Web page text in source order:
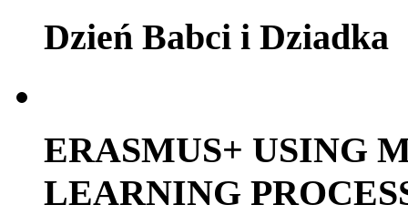
Dzień Babci i Dziadka
ERASMUS+ USING
LEARNING